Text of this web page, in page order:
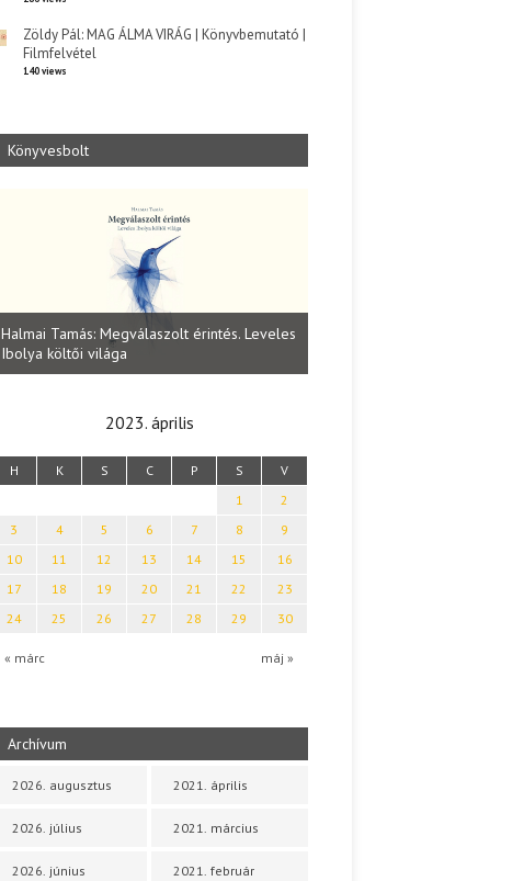
Zöldy Pál: MAG ÁLMA VIRÁG | Könyvbemutató |
Filmfelvétel
140 views
Könyvesbolt
Halmai Tamás: Megválaszolt érintés. Leveles
Ibolya költői világa
2023. április
H K S C P S V
« márc máj »
1
2
3
4 5 6 7 8
9
10
11 12 13 14 15
16
17
18 19 20 21 22
23
24
25 26 27 28 29 30
Archívum
2026. augusztus
2026. július
2026. június
2021. április
2021. március
2021. február